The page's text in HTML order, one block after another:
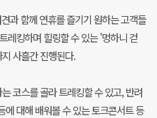
과 함께 연휴를 즐기기 원하는 고객들
레킹하며 힐링할 수 있는 '멍하니 걷
사흘간 진행된다.
코스를 골라 트레킹할 수 있고, 반려
에 대해 배워볼 수 있는 토크콘서트 등